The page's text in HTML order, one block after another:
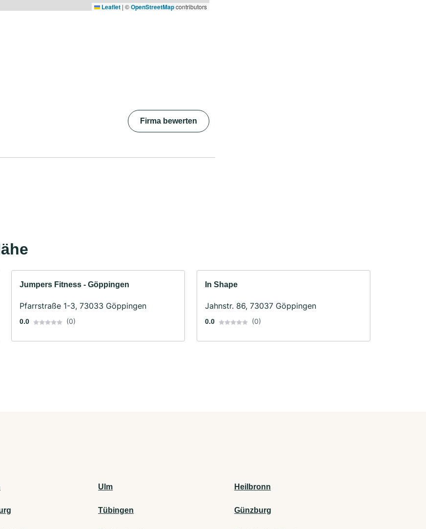
Leaflet | ©OpenStreetMapcontributors
Firma bewerten
Jumpers Fitness - Göppingen
Pfarrstraße 1-3, 73033 Göppingen
0.0 (0)
In Shape
Jahnstr. 86, 73037 Göppingen
0.0 (0)
Ulm Heilbronn
Tübingen Günzburg